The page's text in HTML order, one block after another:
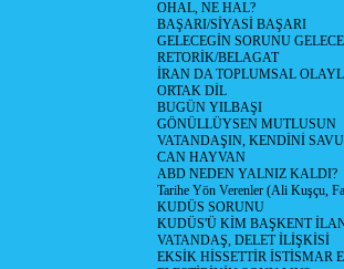
OHAL, NE HAL?
BAŞARI/SİYASİ BAŞARI
GELECEGİN SORUNU
RETORİK/BELAGAT
İRAN DA TOPLUMSAL
ORTAK DİL
BUGÜN YILBAŞI
GÖNÜLLÜYSEN MUTLUSUN
VATANDAŞIN, KENDİNİ
CAN HAYVAN
ABD NEDEN YALNIZ KALDI?
Tarihe Yön Verenler (Ali Kuşçu,
KUDÜS SORUNU
KUDÜS'Ü KİM BAŞKENT
VATANDAŞ, DELET İLİŞKİSİ
EKSİK HİSSETTİR İSTİSMAR